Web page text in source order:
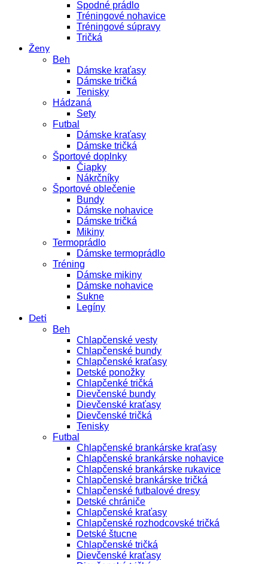
Spodné prádlo
Tréningové nohavice
Tréningové súpravy
Tričká
Ženy
Beh
Dámske kraťasy
Dámske tričká
Tenisky
Hádzaná
Sety
Futbal
Dámske kraťasy
Dámske tričká
Športové doplnky
Čiapky
Nákrčníky
Športové oblečenie
Bundy
Dámske nohavice
Dámske tričká
Mikiny
Termoprádlo
Dámske termoprádlo
Tréning
Dámske mikiny
Dámske nohavice
Sukne
Legíny
Deti
Beh
Chlapčenské vesty
Chlapčenské bundy
Chlapčenské kraťasy
Detské ponožky
Chlapčenké tričká
Dievčenské bundy
Dievčenské kraťasy
Dievčenské tričká
Tenisky
Futbal
Chlapčenské brankárske kraťasy
Chlapčenské brankárske nohavice
Chlapčenské brankárske rukavice
Chlapčenské brankárske tričká
Chlapčenské futbalové dresy
Detské chrániče
Chlapčenské kraťasy
Chlapčenské rozhodcovské tričká
Detské štucne
Chlapčenské tričká
Dievčenské kraťasy